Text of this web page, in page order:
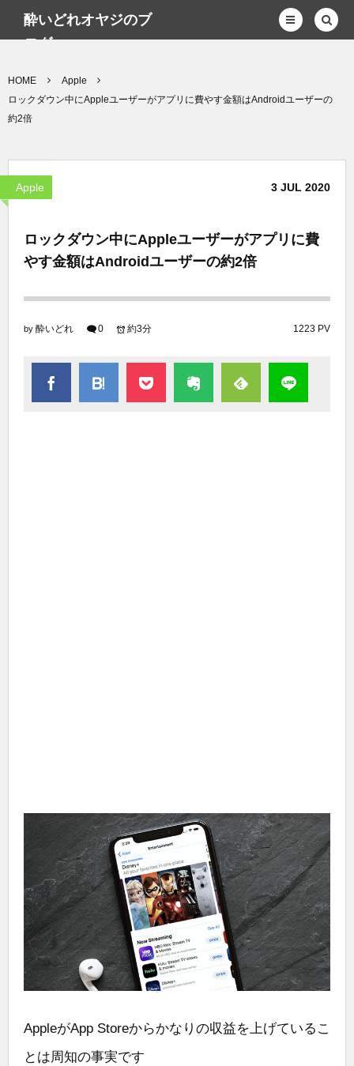
酔いどれオヤジのブ
ログwp
HOME
Apple
ロックダウン中にAppleユーザーがアプリに費やす金額はAndroidユーザーの
約2倍
Apple 3 JUL 2020
ロックダウン中にAppleユーザーがアプリに費
やす金額はAndroidユーザーの約2倍
by 酔いどれ 0 1223 PV
約3分
AppleがApp Storeからかなりの収益を上げているこ
とは周知の事実です